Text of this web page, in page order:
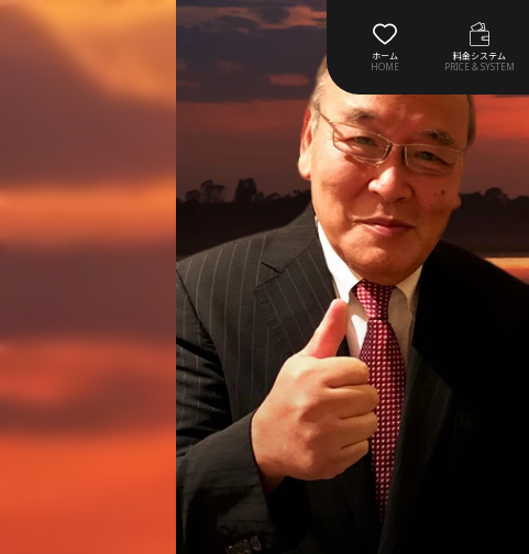
ホーム
HOME
料金システム
PRICE & SYSTEM